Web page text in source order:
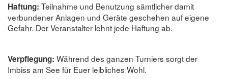
Haftung: Teilnahme und Benutzung sämtlicher damit
verbundener Anlagen und Geräte geschehen auf eigene
Gefahr. Der Veranstalter lehnt jede Haftung ab.
Verpflegung: Während des ganzen Turniers sorgt der
Imbiss am See für Euer leibliches Wohl.